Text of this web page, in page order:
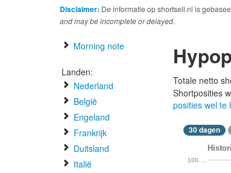
Disclaimer: De informatie op shortsell.nl is
and may be incomplete or delayed.
Morning note
Landen:
Nederland
België
Engeland
Frankrijk
Duitsland
Italië
Totale netto
Shortposities
posities wel te
30 dagen
100.…